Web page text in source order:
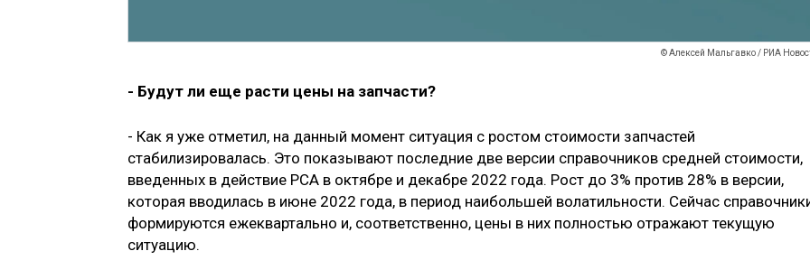
© Алексей Мальгавко / РИА
- Будут ли еще расти цены на запчасти?
- Как я уже отметил, на данный момент ситуация с ростом стоимости запчастей
стабилизировалась. Это показывают последние две версии справочников средней стоимости,
введенных в действие РСА в октябре и декабре 2022 года. Рост до 3% против 28% в версии,
которая вводилась в июне 2022 года, в период наибольшей волатильности. Сейчас
формируются ежеквартально и, соответственно, цены в них полностью отражают текущую
ситуацию.